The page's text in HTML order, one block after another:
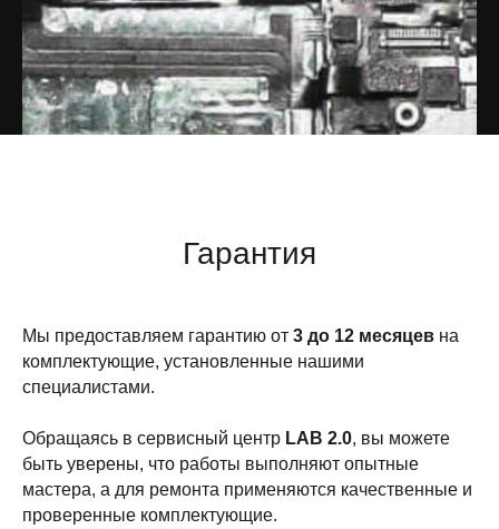
Гарантия
Мы предоставляем гарантию от 3 до 12 месяцев на
комплектующие, установленные нашими
специалистами.
Обращаясь в сервисный центр LAB 2.0, вы можете
быть уверены, что работы выполняют опытные
мастера, а для ремонта применяются качественные и
проверенные комплектующие.